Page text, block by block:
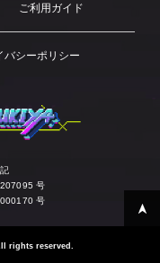
ご利用ガイド
バシーポリシー
号
号
rights reserved.